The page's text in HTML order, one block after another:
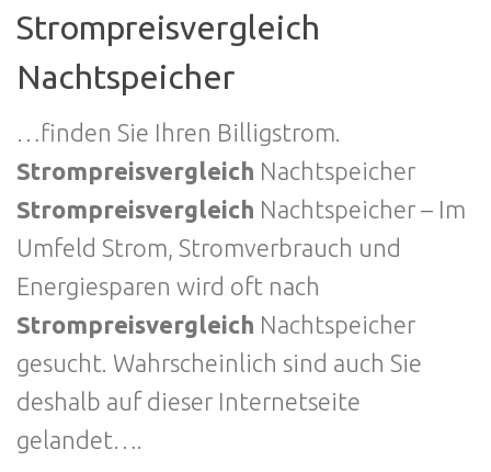
Strompreisvergleich
Nachtspeicher
…finden Sie Ihren Billigstrom.
Strompreisvergleich Nachtspeicher
Strompreisvergleich Nachtspeicher – Im
Umfeld Strom, Stromverbrauch und
Energiesparen wird oft nach
Strompreisvergleich Nachtspeicher
gesucht. Wahrscheinlich sind auch Sie
deshalb auf dieser Internetseite
gelandet….